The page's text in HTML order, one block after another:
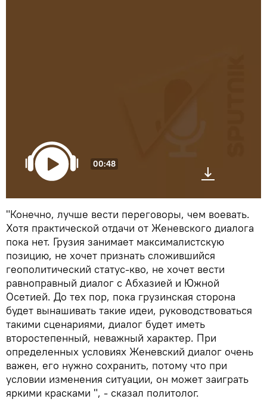
00:48
"Конечно, лучше вести переговоры, чем воевать.
Хотя практической отдачи от Женевского диалога
пока нет. Грузия занимает максималистскую
позицию, не хочет признать сложившийся
геополитический статус-кво, не хочет вести
равноправный диалог с Абхазией и Южной
Осетией. До тех пор, пока грузинская сторона
будет вынашивать такие идеи, руководствоваться
такими сценариями, диалог будет иметь
второстепенный, неважный характер. При
определенных условиях Женевский диалог очень
важен, его нужно сохранить, потому что при
условии изменения ситуации, он может заиграть
яркими красками ", - сказал политолог.